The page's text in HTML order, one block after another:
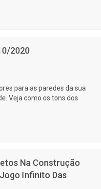
2020
para as paredes da sua
Veja como os tons dos
Na Construção
Infinito Das